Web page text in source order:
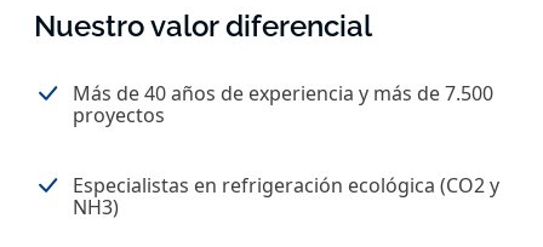
Nuestro valor diferencial
Más de 40 años de experiencia y más de 7.500
proyectos
Especialistas en refrigeración ecológica (CO2 y
NH3)